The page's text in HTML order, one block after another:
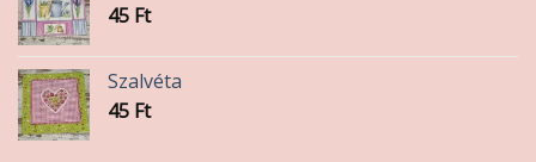
45 Ft
Szalvéta
45 Ft